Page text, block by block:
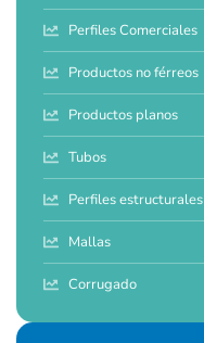
Perfiles Comerciales
Productos no férreos
Productos planos
Tubos
Perfiles estructurales
Mallas
Corrugado